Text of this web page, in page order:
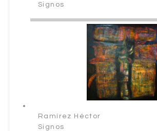
Signos
Ramírez Héctor
Signos